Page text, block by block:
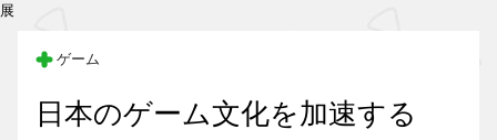
展
ゲーム
日本のゲーム文化を加速する